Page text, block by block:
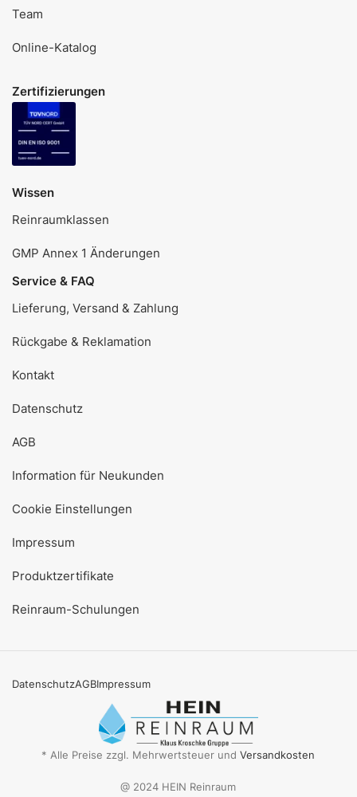
Team
Online-Katalog
Zertifizierungen
Wissen
Reinraumklassen
GMP Annex 1 Änderungen
Service & FAQ
Lieferung, Versand & Zahlung
Rückgabe & Reklamation
Kontakt
Datenschutz
AGB
Information für Neukunden
Cookie Einstellungen
Impressum
Produktzertifikate
Reinraum-Schulungen
DatenschutzAGBImpressum
* Alle Preise zzgl. Mehrwertsteuer undVersandkosten
@ 2024 HEIN Reinraum